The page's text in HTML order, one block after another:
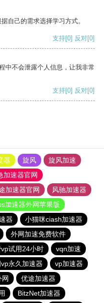
自己的需求选择学习方式。
支持[0] 反对[0]
中不会泄露个人信息，让我非常
支持[0] 反对[0]
器 旋风
旋风加速
加速器官网
加速器官网
风驰加速器
加速器外网苹果版
器
小猫咪ciash加速器
外网加速免费软件
试用24小时
vqn加速
永久加速器
vp加速器
网
优途加速器
BitzNet加速器